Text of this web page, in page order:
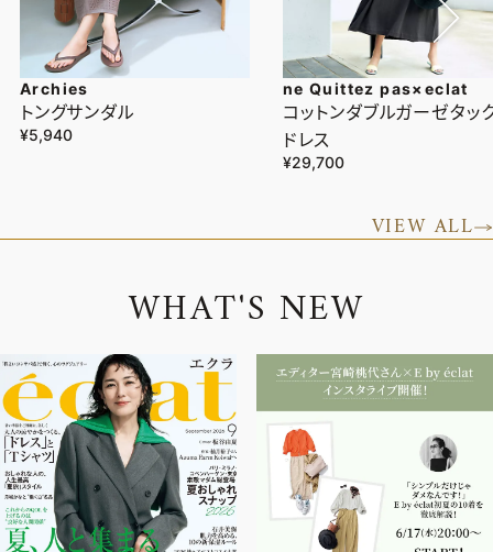
Archies
トングサンダル
¥5,940
ne Quittez pas×eclat
コットンダブルガーゼタッ
ドレス
¥29,700
VIEW ALL
WHAT'S NEW